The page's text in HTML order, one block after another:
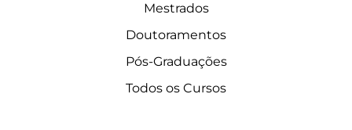
Mestrados
Doutoramentos
Pós-Graduações
Todos os Cursos